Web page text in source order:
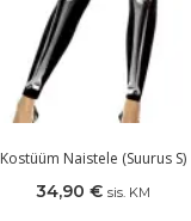
Kostüüm Naistele (suurus S)
34,90 € sis. KM